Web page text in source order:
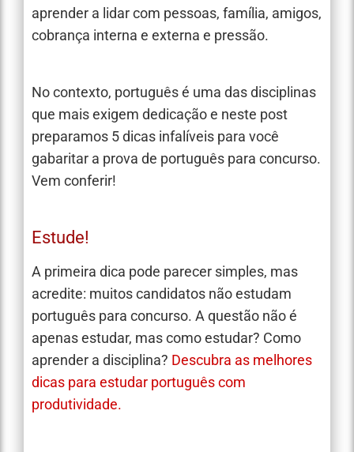
aprender a lidar com pessoas, família, amigos,
cobrança interna e externa e pressão.
No contexto, português é uma das disciplinas
que mais exigem dedicação e neste post
preparamos 5 dicas infalíveis para você
gabaritar a prova de português para concurso.
Vem conferir!
Estude!
A primeira dica pode parecer simples, mas
acredite: muitos candidatos não estudam
português para concurso. A questão não é
apenas estudar, mas como estudar? Como
aprender a disciplina? Descubra as melhores
dicas para estudar português com
produtividade.